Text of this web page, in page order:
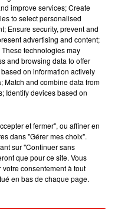
en plus
sécheresse estivale
de la France) est donc
, année déjà très sèche.
inquiète
pluies diluviennes. La
faites pour ces
dont les travaux portent
à ces phénomènes.
improve services; Create
to select personalised
Ensure security, prevent and
advertising and content;
technologies may
and browsing data to offer
on information actively
Match and combine data from
Identify devices based on
et fermer", ou affiner en
dans "Gérer mes choix".
sur "Continuer sans
que pour ce site. Vous
consentement à tout
en bas de chaque page.